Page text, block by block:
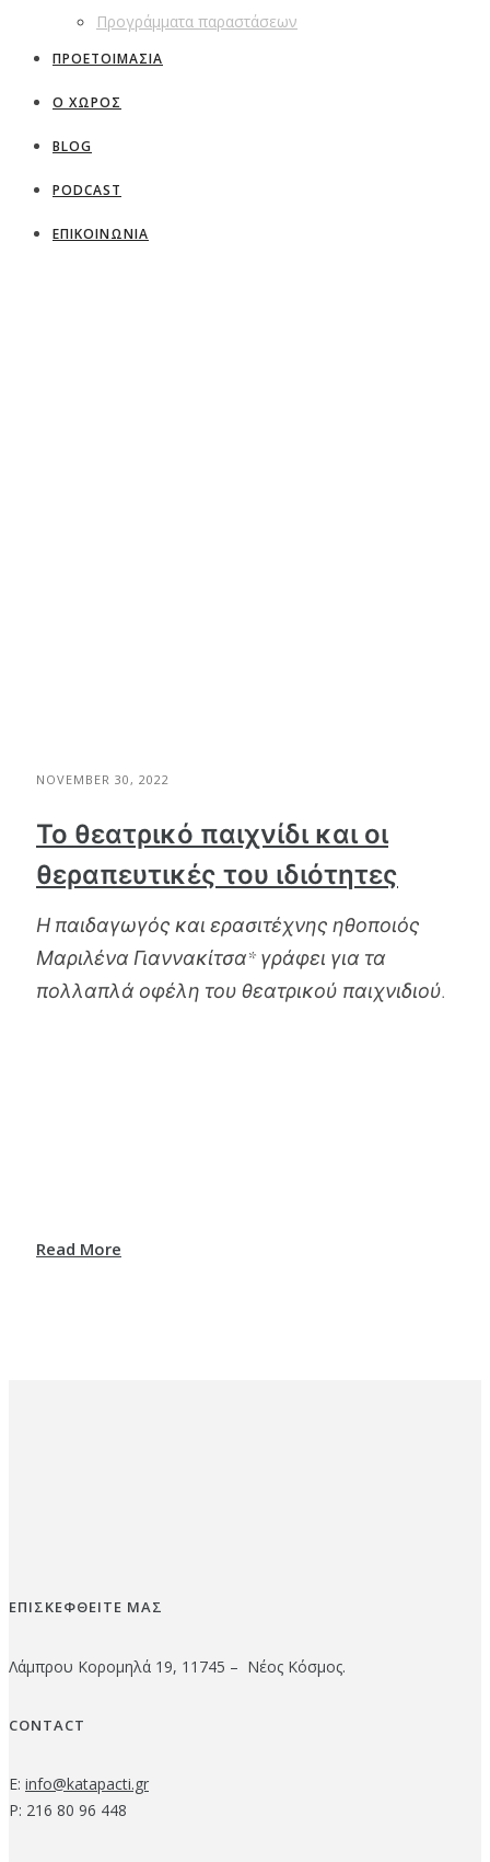
Προγράμματα παραστάσεων
ΠΡΟΕΤΟΙΜΑΣΙΑ
Ο ΧΩΡΟΣ
BLOG
PODCAST
ΕΠΙΚΟΙΝΩΝΙΑ
NOVEMBER 30, 2022
Το θεατρικό παιχνίδι και οι
θεραπευτικές του ιδιότητες
Η παιδαγωγός και ερασιτέχνης ηθοποιός
Μαριλένα Γιαννακίτσα* γράφει για τα
πολλαπλά οφέλη του θεατρικού παιχνιδιού.
Read More
ΕΠΙΣΚΕΦΘΕΙΤΕ ΜΑΣ
Λάμπρου Κορομηλά 19, 11745 – Νέος Κόσμος.
CONTACT
E: info@katapacti.gr
P: 216 80 96 448